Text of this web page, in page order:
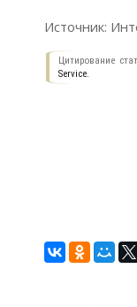
Источник:
Цитирование
Service.